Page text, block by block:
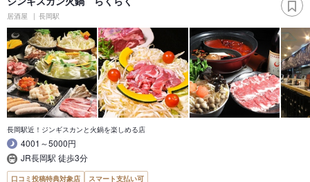
居酒屋 長岡駅
長岡駅近！ジンギスカンと火鍋を楽しめる店
4001～5000円
JR長岡駅 徒歩3分
口コミ投稿特典対象店 スマート支払い可